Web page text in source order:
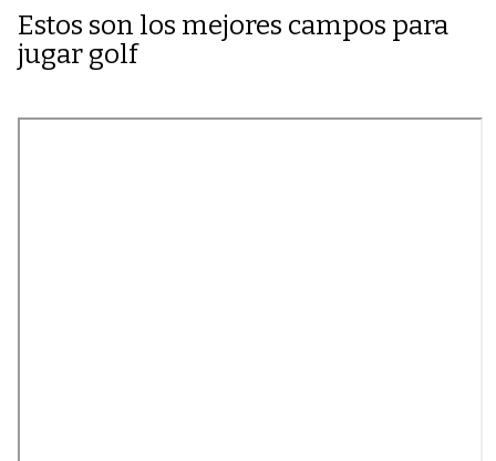
Estos son los mejores campos para
jugar golf